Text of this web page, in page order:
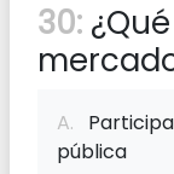
30:
A.
pública